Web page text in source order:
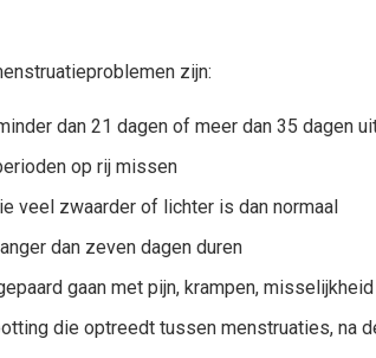
zijn:
dan 21 dagen of meer dan 35 dagen
op rij missen
veel zwaarder of lichter is dan normaal
dan zeven dagen duren
gaan met pijn, krampen,
die optreedt tussen menstruaties, na